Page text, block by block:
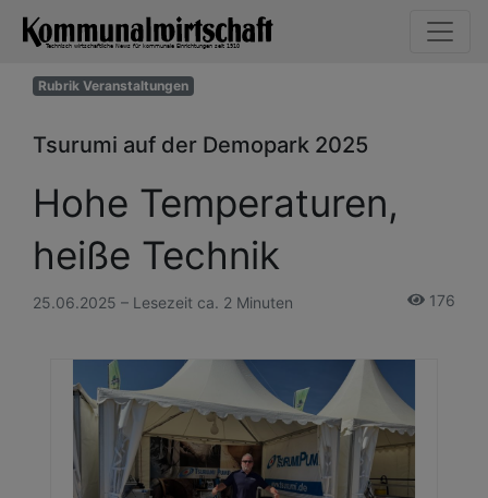
Rubrik Veranstaltungen
Tsurumi auf der Demopark 2025
Hohe Temperaturen,
heiße Technik
25.06.2025 – Lesezeit ca. 2 Minuten 176